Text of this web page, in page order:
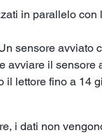
in parallelo con
sensore avviato
avviare il sensore
lettore fino a 14
i dati non